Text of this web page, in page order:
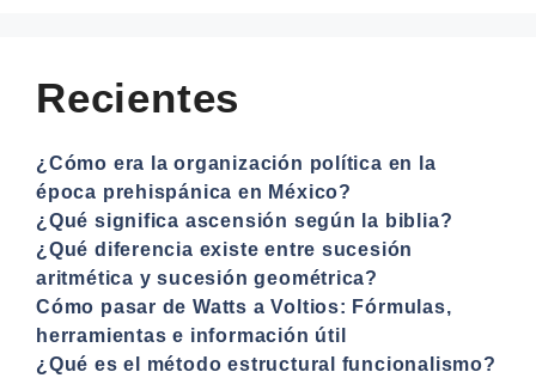
Recientes
¿Cómo era la organización política en la
época prehispánica en México?
¿Qué significa ascensión según la biblia?
¿Qué diferencia existe entre sucesión
aritmética y sucesión geométrica?
Cómo pasar de Watts a Voltios: Fórmulas,
herramientas e información útil
¿Qué es el método estructural funcionalismo?